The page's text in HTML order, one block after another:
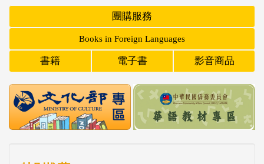
團購服務
Books in Foreign Languages
書籍 電子書 影音商品